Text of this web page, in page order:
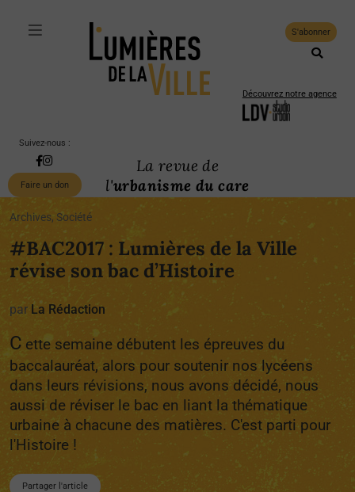
S'abonner
Découvrez notre agence
Suivez-nous :
Faire un don
La revue de
l'urbanisme du care
Archives, Société
#BAC2017 : Lumières de la Ville
révise son bac d’Histoire
par La Rédaction
C ette semaine débutent les épreuves du
baccalauréat, alors pour soutenir nos lycéens
dans leurs révisions, nous avons décidé, nous
aussi de réviser le bac en liant la thématique
urbaine à chacune des matières. C'est parti pour
l'Histoire !
Partager l'article